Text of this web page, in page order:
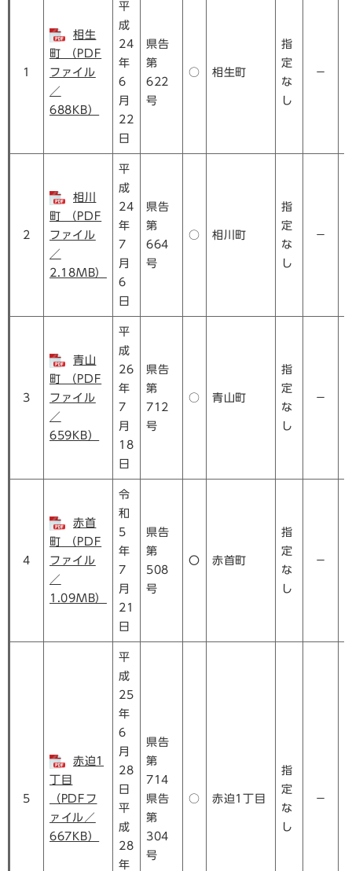
1
相生
町 （PDF
ファイル
／
688KB）
平
成
24
年
6
月
22
日
県告
第
622
号
○ 相生町
指
定
な
し
－
2
相川
町 （PDF
ファイル
／
2.18MB）
平
成
24
年
7
月
6
日
県告
第
664
号
○ 相川町
指
定
な
し
－
3
青山
町 （PDF
ファイル
／
659KB）
平
成
26
年
7
月
18
日
県告
第
712
号
○ 青山町
指
定
な
し
－
4
赤首
町 （PDF
ファイル
／
1.09MB）
令
和
5
年
7
月
21
日
県告
第
508
号
〇 赤首町
指
定
な
し
－
5
赤迫1
丁目
（PDFフ
ァイル／
667KB）
平
成
25
年
6
月
28
日
平
成
28
年
県告
第
714
県告
第
304
号
○ 赤迫1丁目
指
定
な
し
－